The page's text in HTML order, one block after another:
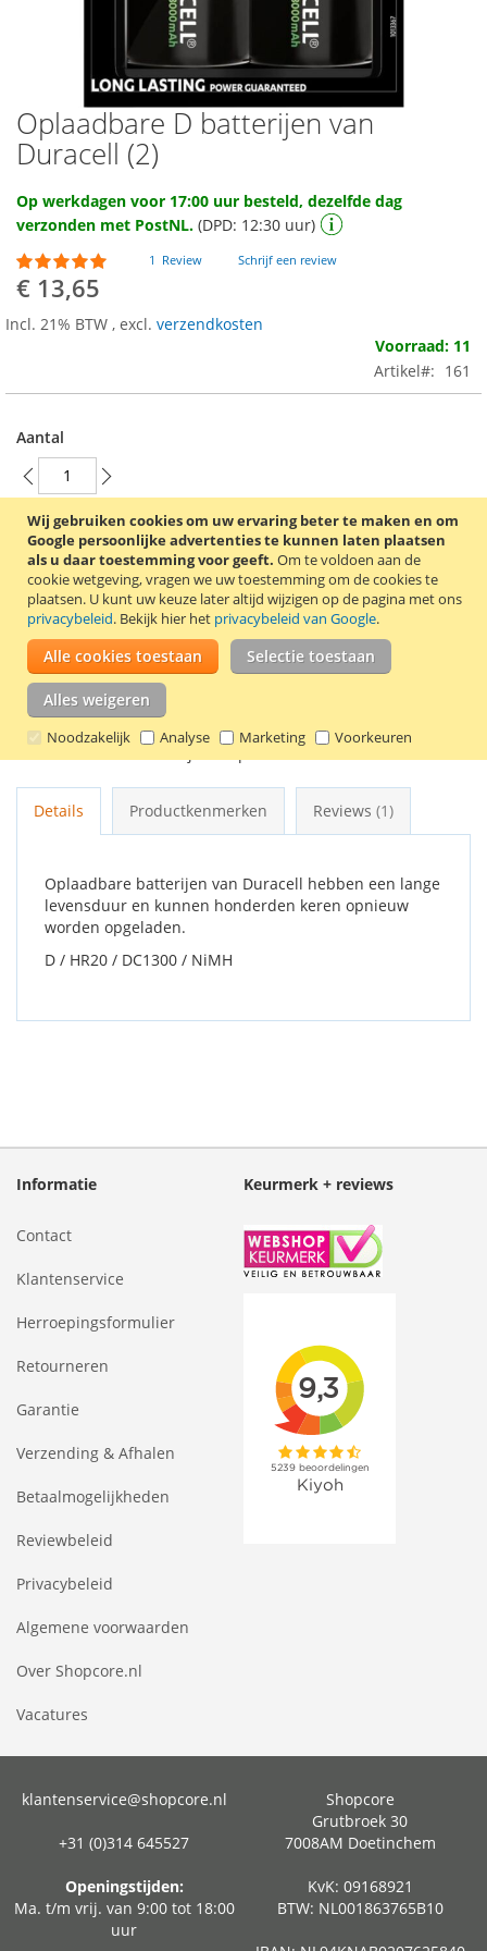
Wij gebruiken cookies om uw ervaring beter te maken en om
Google persoonlijke advertenties te kunnen laten plaatsen
als u daar toestemming voor geeft. Om te voldoen aan de
cookie wetgeving, vragen we uw toestemming om de cookies te
plaatsen. U kunt uw keuze later altijd wijzigen op de pagina met ons
privacybeleid. Bekijk hier het privacybeleid van Google.
Alle cookies toestaan Selectie toestaan
Alles weigeren
Noodzakelijk Analyse Marketing Voorkeuren
Ga
naar
het
van
de
afbeeldingen-
gallerij
Oplaadbare D batterijen van
Duracell (2)
Op werkdagen voor 17:00 uur besteld, dezelfde dag
verzonden met PostNL. (DPD: 12:30 uur)
Waardering:
100
% of100
1 Review Schrijf een review
€ 13,65
Incl. 21% BTW , excl. verzendkosten
Voorraad: 11
Artikel
161
Aantal
In Winkelwagen
VOEG TOE AAN VERLANGLIJST
TOEVOEGEN OM TE VERGELIJKEN
Oplaadbare D batterijen van Duracell met een capaciteit van
Details Productkenmerken Reviews 1
Oplaadbare batterijen van Duracell hebben een lange
levensduur en kunnen honderden keren opnieuw
worden opgeladen.
D / HR20 / DC1300 / NiMH
Informatie
Contact
Klantenservice
Herroepingsformulier
Retourneren
Garantie
Verzending & Afhalen
Betaalmogelijkheden
Reviewbeleid
Privacybeleid
Algemene voorwaarden
Over Shopcore.nl
Vacatures
Keurmerk + reviews
klantenservice@shopcore.nl
+31 (0)314 645527
Openingstijden:
Ma. t/m vrij. van 9:00 tot 18:00
uur
Shopcore
Grutbroek 30
7008AM Doetinchem
KvK: 09168921
BTW: NL001863765B10